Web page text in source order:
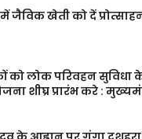
में जैविक खेती को दें
को लोक परिवहन
शीघ्र प्रारंभ करे :